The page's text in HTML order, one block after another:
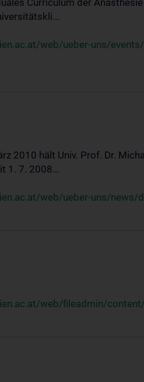
Curriculum der
web/ueber-uns/
2010 hält Univ. Prof. Dr.
1. 7. 2008...
web/ueber-uns/news/
web/fileadmin/